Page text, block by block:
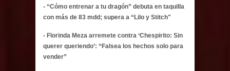
- “Cómo entrenar a tu dragón” debuta en taquilla
con más de 83 mdd; supera a “Lilo y Stitch"
- Florinda Meza arremete contra ‘Chespirito: Sin
querer queriendo’: “Falsea los hechos solo para
vender”